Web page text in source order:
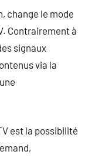
change le mode
Contrairement à
signaux
via la
est la possibilité